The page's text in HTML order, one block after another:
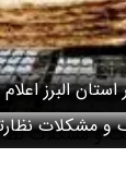
البرز
و مشکلات